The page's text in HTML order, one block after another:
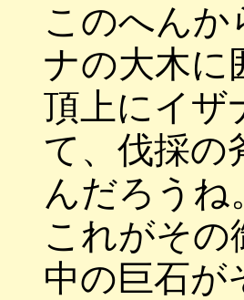
このへん
ナの大木に
頂上にイザ
て、伐採の
んだろうね
これがその
中の巨石が